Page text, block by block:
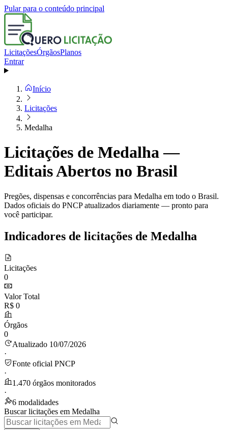
Pular para o conteúdo principal
LicitaçõesÓrgãosPlanos
Entrar
Início
Licitações
Medalha
Licitações de Medalha —
Editais Abertos no Brasil
Pregões, dispensas e concorrências para Medalha em todo o Brasil.
Dados oficiais do PNCP atualizados diariamente — pronto para
você participar.
Indicadores de licitações de Medalha
Licitações
0
Valor Total
R$ 0
Órgãos
0
Atualizado 10/07/2026
·
Fonte oficial PNCP
·
1.470 órgãos monitorados
·
6 modalidades
Buscar licitações em Medalha